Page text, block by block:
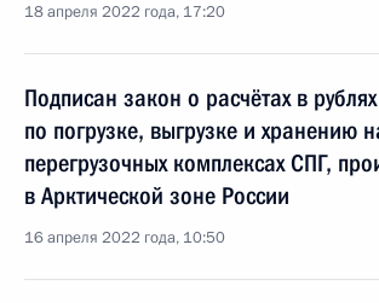
18 апреля 2022 года, 17:20
Подписан закон о расчётах в рублях
по погрузке, выгрузке и хранению
перегрузочных комплексах СПГ,
в Арктической зоне России
16 апреля 2022 года, 10:50